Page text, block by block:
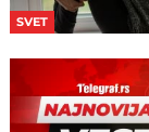
SVET